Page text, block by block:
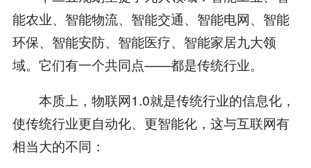
能农业、智能物流、智能交通、智能电网、智能
环保、智能安防、智能医疗、智能家居九大领
域。它们有一个共同点——都是传统行业。
本质上，物联网1.0就是传统行业的信息化，
使传统行业更自动化、更智能化，这与互联网有
相当大的不同：